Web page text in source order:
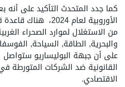
كما جدد المتحدث التأكيد على أنه
الأوروبية لعام
من الاستغلال لموارد الصحراء
والبحرية, الطاقة, السياحة,
على أن جبهة البوليساريو
القانونية ضد الشركات المتورطة
الاقتصادي.